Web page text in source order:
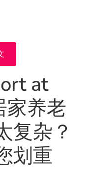
at
家养老
复杂？
划重